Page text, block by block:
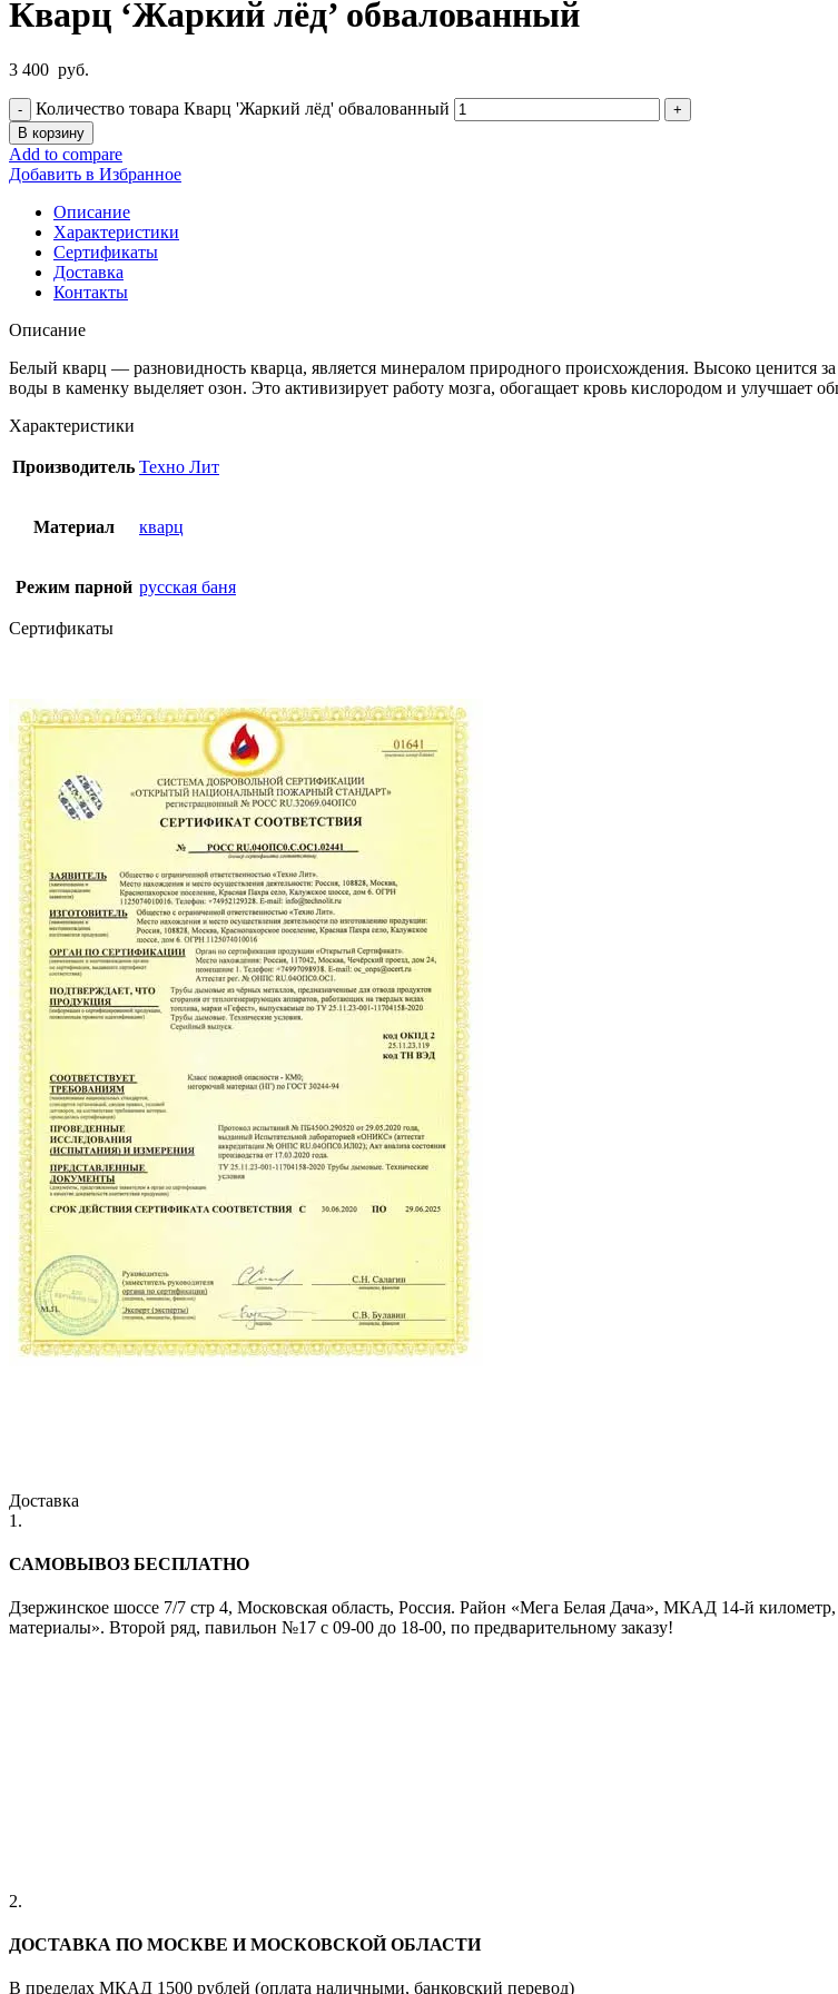
Кварц ‘Жаркий лёд’ обвалованный
3 400 руб.
Количество товара Кварц 'Жаркий лёд' обвалованный
В корзину
Add to compare
Добавить в Избранное
Описание
Характеристики
Сертификаты
Доставка
Контакты
Описание
Белый кварц — разновидность кварца, является минералом природного происхождения. Высоко ценится
воды в каменку выделяет озон. Это активизирует работу мозга, обогащает кровь кислородом и улучшает
Характеристики
Производитель Техно Лит
Материал кварц
Режим парной русская баня
Сертификаты
Доставка
1.
САМОВЫВОЗ БЕСПЛАТНО
Дзержинское шоссе 7/7 стр 4, Московская область, Россия. Район «Мега Белая Дача», МКАД 14-й
материалы». Второй ряд, павильон №17 с 09-00 до 18-00, по предварительному заказу!
2.
ДОСТАВКА ПО МОСКВЕ И МОСКОВСКОЙ ОБЛАСТИ
В пределах МКАД 1500 рублей (оплата наличными, банковский перевод)